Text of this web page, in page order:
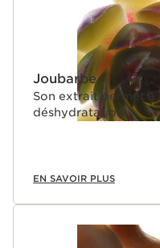
Joubarbe
Son extrait permet à
déshydratation.
EN SAVOIR PLUS